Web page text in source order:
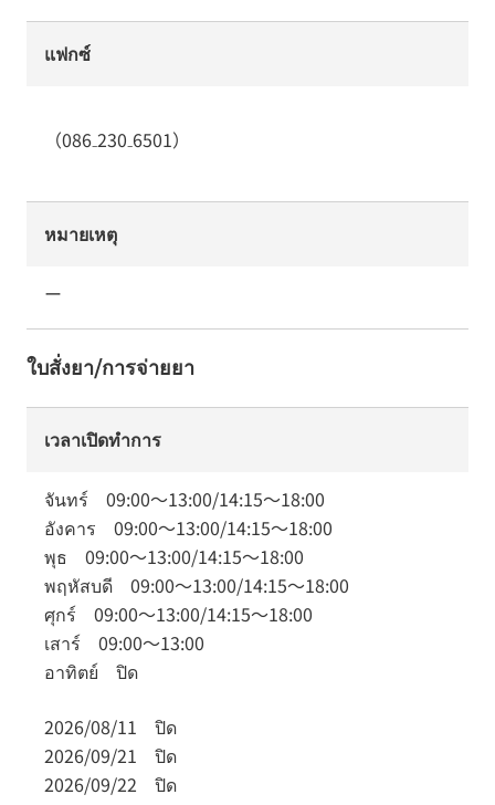
แฟกซ์
（086₋230₋6501）
หมายเหตุ
ー
ใบสั่งยา/การจ่ายยา
เวลาเปิดทำการ
จันทร์ 09:00～13:00/14:15～18:00
อังคาร 09:00～13:00/14:15～18:00
พุธ 09:00～13:00/14:15～18:00
พฤหัสบดี 09:00～13:00/14:15～18:00
ศุกร์ 09:00～13:00/14:15～18:00
เสาร์ 09:00～13:00
อาทิตย์ ปิด
2026/08/11 ปิด
2026/09/21 ปิด
2026/09/22 ปิด